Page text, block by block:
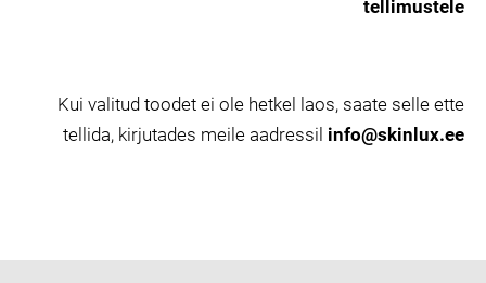
tellimustele
Kui valitud toodet ei ole hetkel laos, saate selle ette
tellida, kirjutades meile aadressil info@skinlux.ee